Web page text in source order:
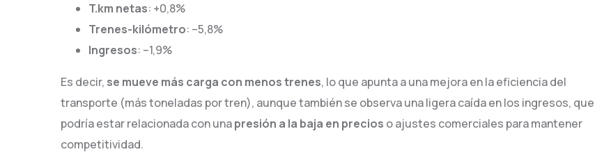
T.km netas: +0,8%
Trenes-kilómetro: –5,8%
Ingresos: –1,9%
Es decir, se mueve más carga con menos trenes, lo que apunta a una mejora en la eficiencia del
transporte (más toneladas por tren), aunque también se observa una ligera caída en los ingresos, que
podría estar relacionada con unapresión a la baja en precios o ajustes comerciales para mantener
competitividad.